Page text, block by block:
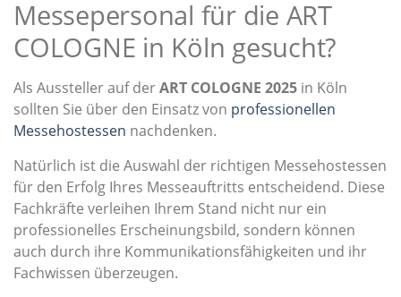
Messepersonal für die ART
COLOGNE in Köln gesucht?
Als Aussteller auf derART COLOGNE 2025 in Köln
sollten Sie über den Einsatz von professionellen
Messehostessen nachdenken.
Natürlich ist die Auswahl der richtigen Messehostessen
für den Erfolg Ihres Messeauftritts entscheidend. Diese
Fachkräfte verleihen Ihrem Stand nicht nur ein
professionelles Erscheinungsbild, sondern können
auch durch ihre Kommunikationsfähigkeiten und ihr
Fachwissen überzeugen.